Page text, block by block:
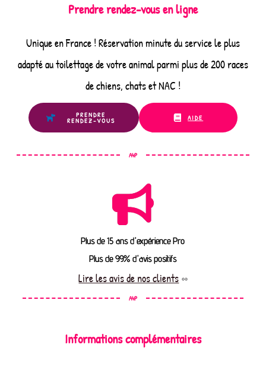
Prendre rendez-vous en ligne
Unique en France ! Réservation minute du service le plus
adapté au toilettage de votre animal parmi plus de 200 races
de chiens, chats et NAC !
PRENDRE
RENDEZ-VOUS AIDE
A4P
Plus de 15 ans d'expérience Pro
Plus de 99% d'avis positifs
Lire les avis de nos clients
A4P
Informations complémentaires